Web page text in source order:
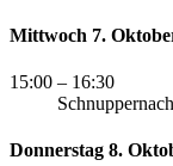
Mittwoch 7.
15:00 – 16:30
Donnerstag 8.